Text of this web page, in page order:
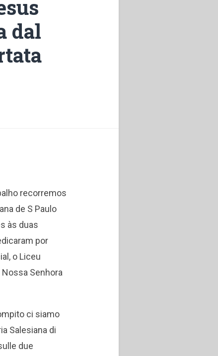
dal
recorremos
de S Paulo
às duas
por
o Liceu
Senhora
ci siamo
Salesiana di
due